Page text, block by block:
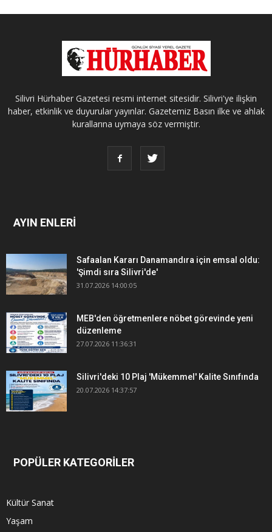
Silivri Hürhaber Gazetesi resmi internet sitesidir. Silivri'ye ilişkin
haber, etkinlik ve duyurular yayınlar. Gazetemiz Basın ilke ve ahlak
kurallarına uymaya söz vermiştir.
AYIN ENLERİ
Safaalan Kararı Danamandıra için emsal oldu:
'Şimdi sıra Silivri'de'
31.07.2026 14:00:05
MEB'den öğretmenlere nöbet görevinde yeni
düzenleme
27.07.2026 11:36:31
Silivri'deki 10 Plaj 'Mükemmel' Kalite Sınıfında
20.07.2026 14:37:57
POPÜLER KATEGORİLER
Kültür Sanat
Yaşam